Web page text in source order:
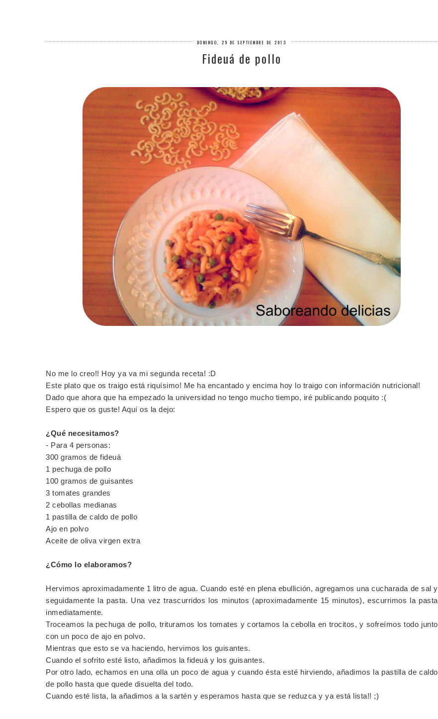
DOMINGO, 29 DE SEPTIEMBRE DE 2013
Fideuá de pollo
No me lo creo!! Hoy ya va mi segunda receta! :D
Este plato que os traigo está riquísimo! Me ha encantado y encima hoy lo traigo con información nutricional!
Dado que ahora que ha empezado la universidad no tengo mucho tiempo, iré publicando poquito :(
Espero que os guste! Aquí os la dejo:
¿Qué necesitamos?
- Para 4 personas:
300 gramos de fideuá
1 pechuga de pollo
100 gramos de guisantes
3 tomates grandes
2 cebollas medianas
1 pastilla de caldo de pollo
Ajo en polvo
Aceite de oliva virgen extra
¿Cómo lo elaboramos?
Hervimos aproximadamente 1 litro de agua. Cuando esté en plena ebullición, agregamos una cucharada de sal y
seguidamente la pasta. Una vez trascurridos los minutos (aproximadamente 15 minutos), escurrimos la pasta
inmediatamente.
Troceamos la pechuga de pollo, trituramos los tomates y cortamos la cebolla en trocitos, y sofreímos todo junto
con un poco de ajo en polvo.
Mientras que esto se va haciendo, hervimos los guisantes.
Cuando el sofrito esté listo, añadimos la fideuá y los guisantes.
Por otro lado, echamos en una olla un poco de agua y cuando ésta esté hirviendo, añadimos la pastilla de caldo
de pollo hasta que quede disuelta del todo.
Cuando esté lista, la añadimos a la sartén y esperamos hasta que se reduzca y ya está lista!! ;)